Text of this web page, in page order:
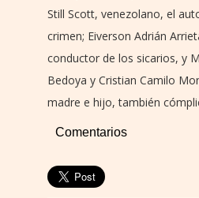
Still Scott, venezolano, el
crimen; Eiverson Adrián
conductor de los sicarios, y
Bedoya y Cristian Camilo
madre e hijo, también
Comentarios